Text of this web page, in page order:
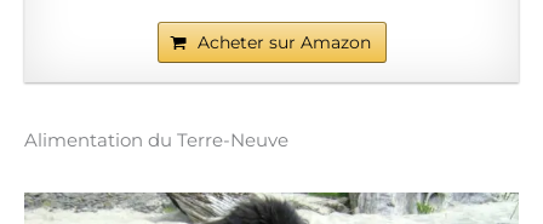
Acheter sur Amazon
Alimentation du Terre-Neuve